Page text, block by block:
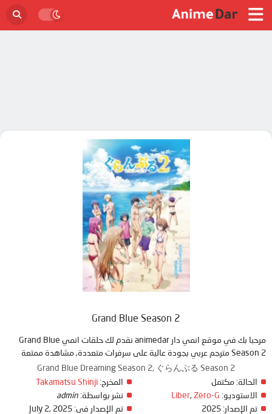
Grand Blue Season 2
مرحبا بك في موقع انمي دار animedar نقدم لك حلقات انمي Grand Blue
Season 2 مترجم عربي بجودة عالية على سرفرات متعددة, مشاهدة ممتعة
Grand Blue Dreaming Season 2, ぐらんぶる Season 2
الحالة: مكتمل
الاستوديو:
Liber, Zero-G
تم الإصدار:
المخرج: Takamatsu Shinji
نشر بواسطة: admin
تم الإصدار في: July 2, 2025